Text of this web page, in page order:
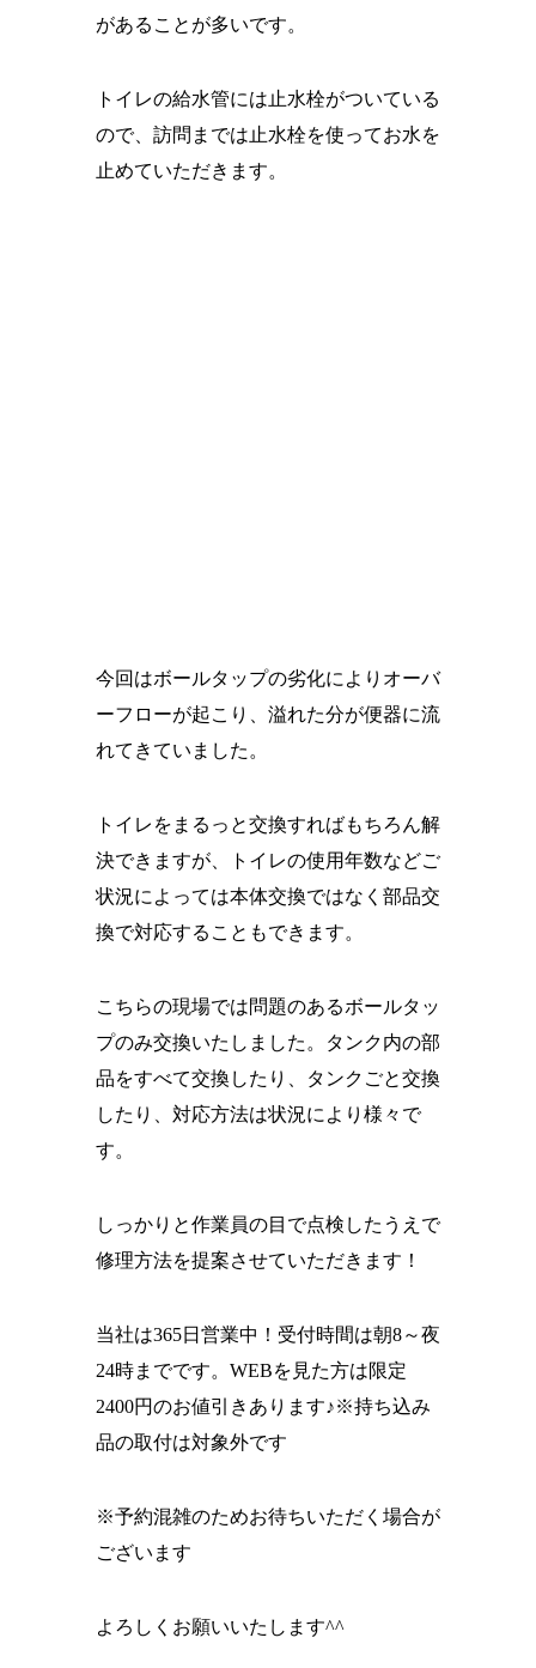
があることが多いです。
トイレの給水管には止水栓がついている
ので、訪問までは止水栓を使ってお水を
止めていただきます。
今回はボールタップの劣化によりオーバ
ーフローが起こり、溢れた分が便器に流
れてきていました。
トイレをまるっと交換すればもちろん解
決できますが、トイレの使用年数などご
状況によっては本体交換ではなく部品交
換で対応することもできます。
こちらの現場では問題のあるボールタッ
プのみ交換いたしました。タンク内の部
品をすべて交換したり、タンクごと交換
したり、対応方法は状況により様々で
す。
しっかりと作業員の目で点検したうえで
修理方法を提案させていただきます！
当社は365日営業中！受付時間は朝8～夜
24時までです。WEBを見た方は限定
2400円のお値引きあります♪※持ち込み
品の取付は対象外です
※予約混雑のためお待ちいただく場合が
ございます
よろしくお願いいたします^^